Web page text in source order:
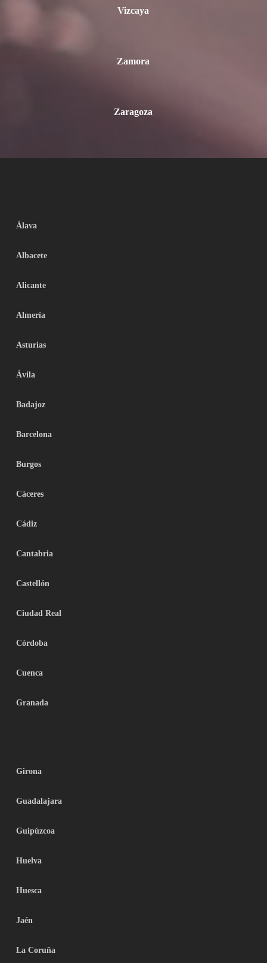
Vizcaya
Zamora
Zaragoza
Álava
Albacete
Alicante
Almería
Asturias
Ávila
Badajoz
Barcelona
Burgos
Cáceres
Cádiz
Cantabria
Castellón
Ciudad Real
Córdoba
Cuenca
Granada
Girona
Guadalajara
Guipúzcoa
Huelva
Huesca
Jaén
La Coruña